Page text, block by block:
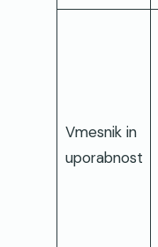
Vmesnik in
uporabnost